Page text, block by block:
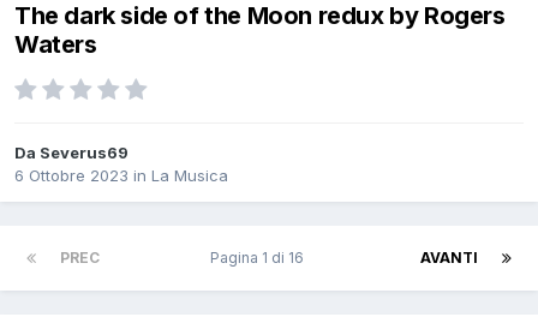
The dark side of the Moon redux by Rogers
Waters
Da Severus69
6 Ottobre 2023 in La Musica
PREC AVANTI
Pagina 1 di 16